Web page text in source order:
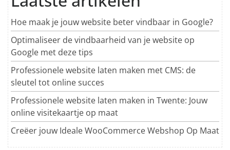
Hoe maak je jouw website beter vindbaar in Google?
Optimaliseer de vindbaarheid van je website op
Google met deze tips
Professionele website laten maken met CMS: de
sleutel tot online succes
Professionele website laten maken in Twente: Jouw
online visitekaartje op maat
Creëer jouw Ideale WooCommerce Webshop Op Maat